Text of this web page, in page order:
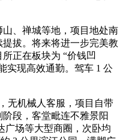
、禅城等地，项目地处南
拔。将来将进一步完美教
正在板块为 “价钱凹
实现高效通勤。驾车 1 公
机械人客服，项目自带
段，客堂毗连不雅景阳
广场等大型商圈，次卧均